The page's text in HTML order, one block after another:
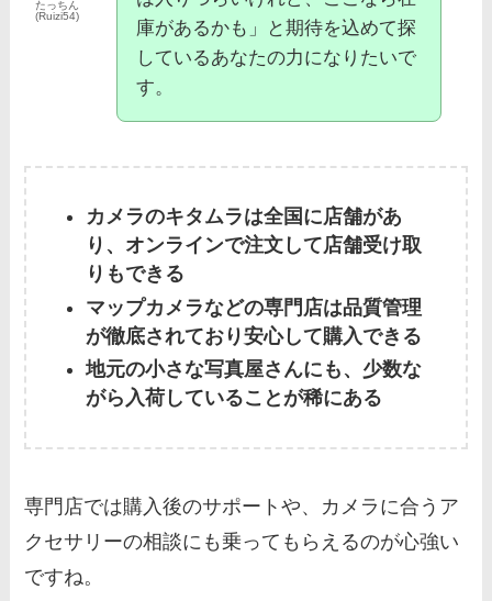
たっちん
(Ruizi54)
庫があるかも」と期待を込めて探
しているあなたの力になりたいで
す。
カメラのキタムラは全国に店舗があ
り、オンラインで注文して店舗受け取
りもできる
マップカメラなどの専門店は品質管理
が徹底されており安心して購入できる
地元の小さな写真屋さんにも、少数な
がら入荷していることが稀にある
専門店では購入後のサポートや、カメラに合うア
クセサリーの相談にも乗ってもらえるのが心強い
ですね。